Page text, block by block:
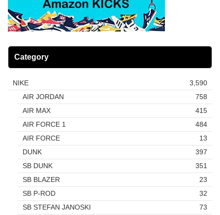
Category
NIKE
3,590
AIR JORDAN
758
AIR MAX
415
AIR FORCE 1
484
AIR FORCE
13
DUNK
397
SB DUNK
351
SB BLAZER
23
SB P-ROD
32
SB STEFAN JANOSKI
73